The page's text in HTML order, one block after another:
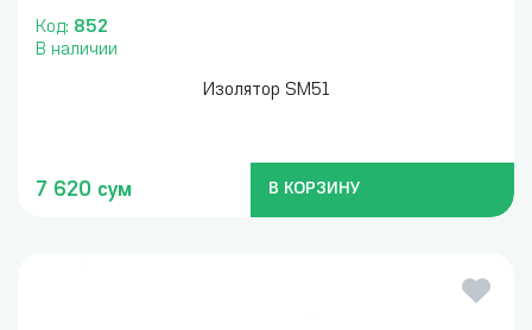
Код: 852
В наличии
Изолятор SM51
7 620 сум В КОРЗИНУ